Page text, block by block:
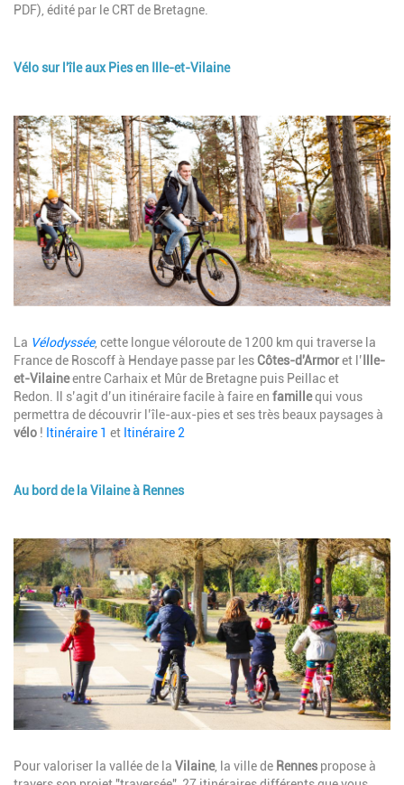
PDF), édité par le CRT de Bretagne.
Description
Vélo sur l'île aux Pies en Ille-et-Vilaine
Image
Description
La Vélodyssée, cette longue véloroute de 1200 km qui traverse la
France de Roscoff à Hendaye passe par lesCôtes-d'Armoret l’ Ille-
et-Vilaineentre Carhaix et Mûr de Bretagne puis Peillac et
Redon. Il s’agit d’un itinéraire facile à faire en famillequi vous
permettra de découvrir l’île-aux-pies et ses très beaux paysages à
vélo ! Itinéraire 1 et Itinéraire 2
Description
Au bord de la Vilaine à Rennes
Image
Description
Pour valoriser la vallée de la Vilaine, la ville de Rennes propose à